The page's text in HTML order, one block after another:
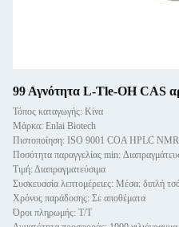
99 Αγνότητα L-Tle-OH CAS
Τόπος καταγωγής: Κίνα
Μάρκα: Enlai Biotech
Πιστοποίηση: ISO 9001 COA HPLC NMR
Ποσότητα παραγγελίας min:
Τιμή: Διαπραγματεύσιμα
Συσκευασία λεπτομέρειες: Μέσα: διπλή
Χρόνος παράδοσης: Σε αποθέματα
Όροι πληρωμής: Τ/Τ